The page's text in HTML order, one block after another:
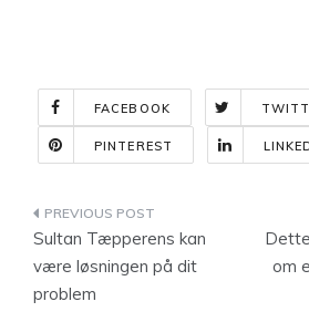
FACEBOOK
PINTEREST
Indlægsnavigation
Sultan Tæpperens kan
være løsningen på dit
problem
om